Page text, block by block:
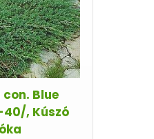
Blue
, Kúszó